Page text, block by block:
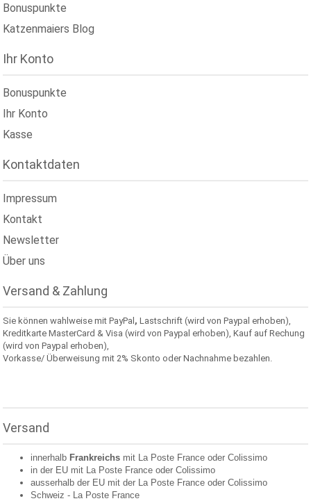
Bonuspunkte
Katzenmaiers Blog
Ihr Konto
Bonuspunkte
Ihr Konto
Kasse
Kontaktdaten
Impressum
Kontakt
Newsletter
Über uns
Versand & Zahlung
Sie können wahlweise mit PayPal,Lastschrift (wird von Paypal erhoben),
Kreditkarte MasterCard & Visa (wird von Paypal erhoben), Kauf auf Rechung
(wird von Paypal erhoben),
Vorkasse/ Überweisung mit 2% Skonto oder Nachnahme bezahlen.
Versand
innerhalb Frankreichs mit La Poste France oderColissimo
in der EU mit La Poste France oderColissimo
ausserhalb der EU mit der La Poste France oderColissimo
Schweiz - La Poste France